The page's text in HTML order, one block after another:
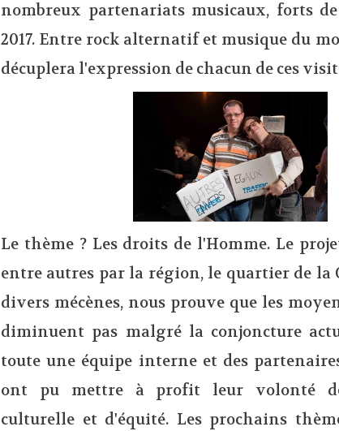
nombreux partenariats musicaux, forts
2017. Entre rock alternatif et musique du
décuplera l'expression de chacun de ces
Le thème ? Les droits de l'Homme. Le
entre autres par la région, le quartier de la
divers mécènes, nous prouve que les
diminuent pas malgré la conjoncture
toute une équipe interne et des
ont pu mettre à profit leur volonté
culturelle et d'équité. Les prochains